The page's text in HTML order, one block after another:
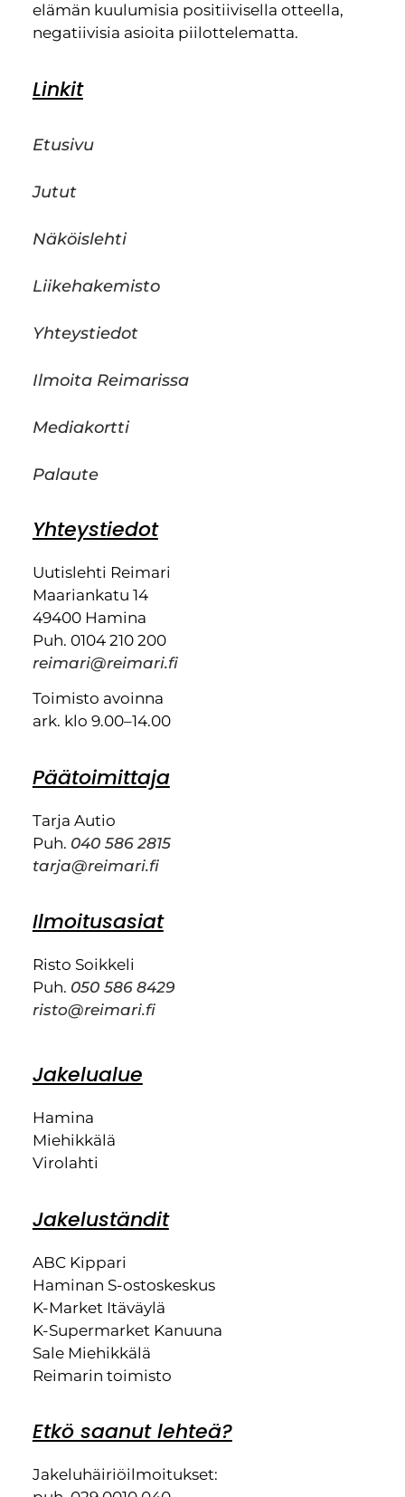
elämän kuulumisia positiivisella otteella,
negatiivisia asioita piilottelematta.
Linkit
Etusivu
Jutut
Näköislehti
Liikehakemisto
Yhteystiedot
Ilmoita Reimarissa
Mediakortti
Palaute
Yhteystiedot
Uutislehti Reimari
Maariankatu 14
49400 Hamina
Puh. 0104 210 200
reimari@reimari.fi
Toimisto avoinna
ark. klo 9.00–14.00
Päätoimittaja
Tarja Autio
Puh. 040 586 2815
tarja@reimari.fi
Ilmoitusasiat
Risto Soikkeli
Puh. 050 586 8429
risto@reimari.fi
Jakelualue
Hamina
Miehikkälä
Virolahti
Jakeluständit
ABC Kippari
Haminan S-ostoskeskus
K-Market Itäväylä
K-Supermarket Kanuuna
Sale Miehikkälä
Reimarin toimisto
Etkö saanut lehteä?
Jakeluhäiriöilmoitukset: